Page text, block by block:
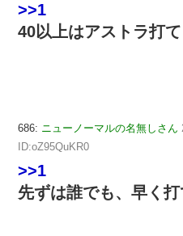
>>1
40以上はアストラ打て
686: ニューノーマルの名無しさん
ID:oZ95QuKR0
>>1
先ずは誰でも、早く打